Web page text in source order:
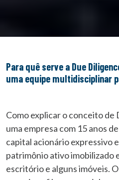
Para quê serve a Due Diligence e o porquê de contratar
uma equipe multidisciplinar
Como explicar o conceito de
uma empresa com 15 anos
capital acionário expressivo
patrimônio ativo imobilizado
escritório e alguns imóveis.